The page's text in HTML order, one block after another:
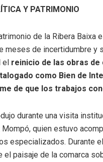
Y PATRIMONIO
de la Ribera Baixa
meses de incertidumbre y
el reinicio de las obras
como Bien de
de que los trabajos
durante una visita
quien estuvo
especializados. Durante
el paisaje de la comarca